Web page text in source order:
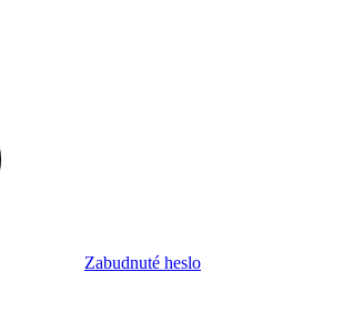
Zabudnuté heslo